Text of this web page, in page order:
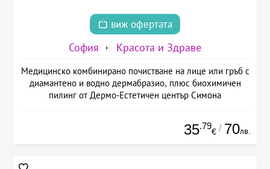
виж офертата
София Красота и Здраве
Медицинско комбинирано почистване на лице или гръб с
диамантено и водно дермабразио, плюс биохимичен
пилинг от Дермо-Естетичен център Симона
35.79
€ / 70лв.